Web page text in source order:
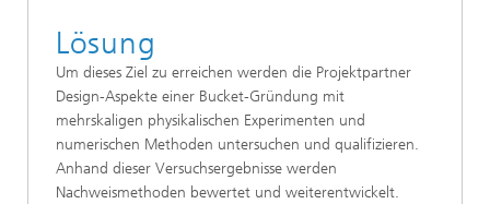
Lösung
Um dieses Ziel zu erreichen werden die Projektpartner
Design-Aspekte einer Bucket-Gründung mit
mehrskaligen physikalischen Experimenten und
numerischen Methoden untersuchen und qualifizieren.
Anhand dieser Versuchsergebnisse werden
Nachweismethoden bewertet und weiterentwickelt.